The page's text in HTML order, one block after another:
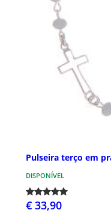
Pulseira terço em
DISPONÍVEL
€ 33,90